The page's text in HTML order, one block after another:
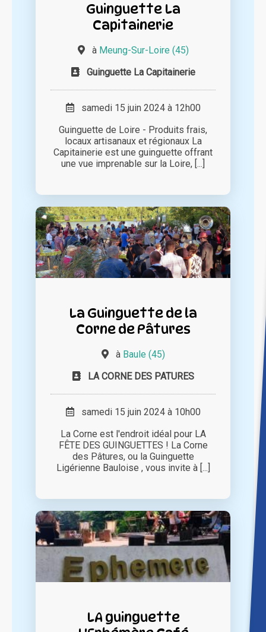
Guinguette La
Capitainerie
à Meung-Sur-Loire (45)
Guinguette La Capitainerie
samedi 15 juin 2024 à 12h00
Guinguette de Loire - Produits frais,
locaux artisanaux et régionaux La
Capitainerie est une guinguette offrant
une vue imprenable sur la Loire, [...]
La Guinguette de la
Corne de Pâtures
à Baule (45)
LA CORNE DES PATURES
samedi 15 juin 2024 à 10h00
La Corne est l'endroit idéal pour LA
FÊTE DES GUINGUETTES ! La Corne
des Pâtures, ou la Guinguette
Ligérienne Bauloise , vous invite à [...]
LA guinguette